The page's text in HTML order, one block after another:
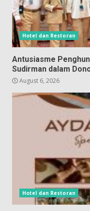
Hotel dan Restoran
Antusiasme
Sudirman dalam
August 6, 2026
Hotel dan Restoran